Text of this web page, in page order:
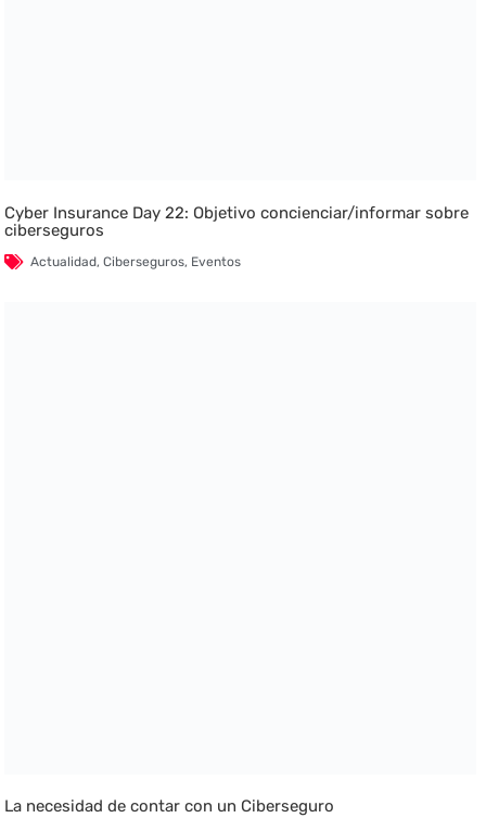
Cyber Insurance Day 22: Objetivo concienciar/informar sobre
ciberseguros
Actualidad,Ciberseguros, Eventos
La necesidad de contar con un Ciberseguro